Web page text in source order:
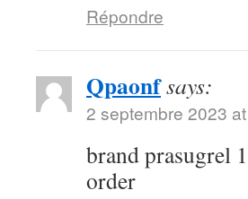
Répondre
Qpaonfsays:
2 septembre 2023
brand prasugrel
order